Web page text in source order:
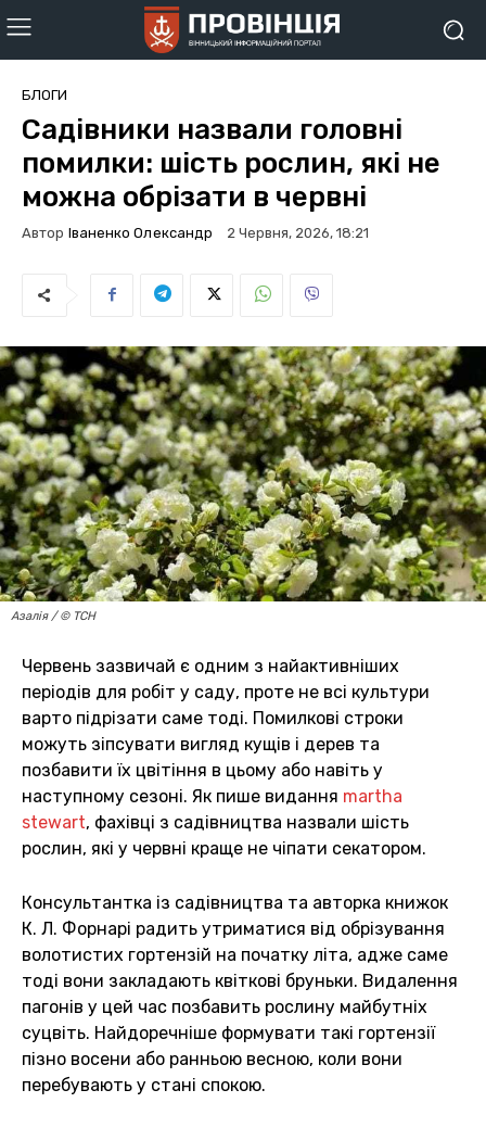
БЛОГИ
Садівники назвали головні
помилки: шість рослин, які не
можна обрізати в червні
Автор Іваненко Олександр 2 Червня, 2026, 18:21
Азалія / © ТСН
Червень зазвичай є одним з найактивніших
періодів для робіт у саду, проте не всі культури
варто підрізати саме тоді. Помилкові строки
можуть зіпсувати вигляд кущів і дерев та
позбавити їх цвітіння в цьому або навіть у
наступному сезоні. Як пише видання martha
stewart, фахівці з садівництва назвали шість
рослин, які у червні краще не чіпати секатором.
Консультантка із садівництва та авторка книжок
К. Л. Форнарі радить утриматися від обрізування
волотистих гортензій на початку літа, адже саме
тоді вони закладають квіткові бруньки. Видалення
пагонів у цей час позбавить рослину майбутніх
суцвіть. Найдоречніше формувати такі гортензії
пізно восени або ранньою весною, коли вони
перебувають у стані спокою.